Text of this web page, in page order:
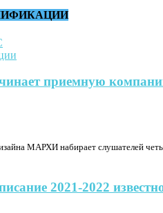
приемную
МАРХИ набирает слушателей
2021-2022